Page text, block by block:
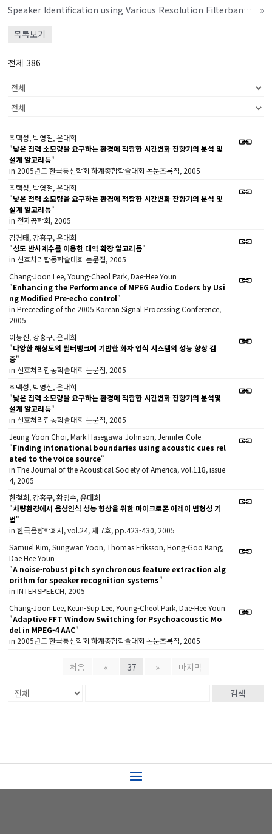
Speaker Identification using Various Resolution Filterbanks in Telephone Channel Environment
»
목록보기
전체 386
최택성, 박영철, 윤대희
"낮은 전력 소모량을 요구하는 환경에 적합한 시간변화 잔향기의 분석 및
설계 알고리듬"
in 2005년도 한국통신학회 하계종합학술대회 논문초록집, 2005
최택성, 박영철, 윤대희
"낮은 전력 소모량을 요구하는 환경에 적합한 시간변화 잔향기의 분석 및
설계 알고리듬"
in 전자공학회, 2005
김경태, 강홍구, 윤대희
"성도 반사계수를 이용한 대역 확장 알고리듬"
in 신호처리합동학술대회 논문집, 2005
Chang-Joon Lee, Young-Cheol Park, Dae-Hee Youn
"Enhancing the Performance of MPEG Audio Coders by Usi
ng Modified Pre-echo control"
in Preceeding of the 2005 Korean Signal Processing Conference,
2005
이봉진, 강홍구, 윤대희
"다양한 해상도의 필터뱅크에 기반한 화자 인식 시스템의 성능 향상 검
증"
in 신호처리합동학술대회 논문집, 2005
최택성, 박영철, 윤대희
"낮은 전력 소모량을 요구하는 환경에 적합한 시간변화 잔향기의 분석및
설계 알고리듬"
in 신호처리합동학술대회 논문집, 2005
Jeung-Yoon Choi, Mark Hasegawa-Johnson, Jennifer Cole
"Finding intonational boundaries using acoustic cues rel
ated to the voice source"
in The Journal of the Acoustical Society of America, vol.118, issue
4, 2005
한철희, 강홍구, 황영수, 윤대희
"차량환경에서 음성인식 성능 향상을 위한 마이크로폰 어레이 빔형성 기
법"
in 한국음향학회지, vol.24, 제 7호, pp.423-430, 2005
Samuel Kim, Sungwan Yoon, Thomas Eriksson, Hong-Goo Kang,
Dae Hee Youn
"A noise-robust pitch synchronous feature extraction alg
orithm for speaker recognition systems"
in INTERSPEECH, 2005
Chang-Joon Lee, Keun-Sup Lee, Young-Cheol Park, Dae-Hee Youn
"Adaptive FFT Window Switching for Psychoacoustic Mo
del in MPEG-4 AAC"
in 2005년도 한국통신학회 하계종합학술대회 논문초록집, 2005
처음 « 37 » 마지막
검색